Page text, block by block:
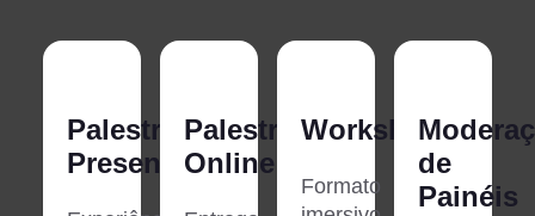
Palestra
Presencial
Palestra
Online
Workshops
Formato
de
Painéis